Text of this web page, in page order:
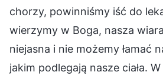
chorzy, powinniśmy iść do
wierzymy w Boga, nasza
niejasna i nie możemy łamać
jakim podlegają nasze ciała.